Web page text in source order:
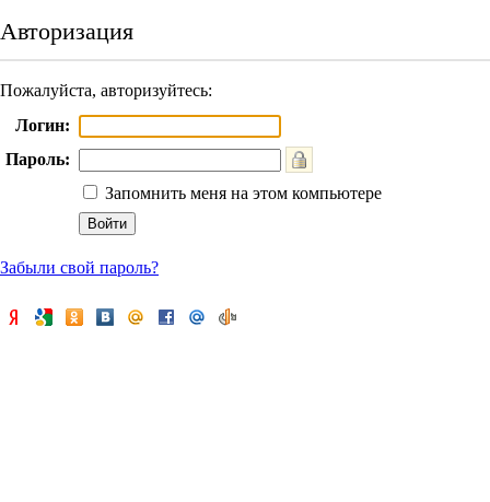
Авторизация
Пожалуйста, авторизуйтесь:
Логин:
Пароль:
Запомнить меня на этом компьютере
Забыли свой пароль?